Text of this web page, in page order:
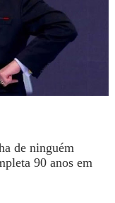
de ninguém
90 anos em